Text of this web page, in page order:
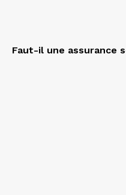
Faut-il une assurance